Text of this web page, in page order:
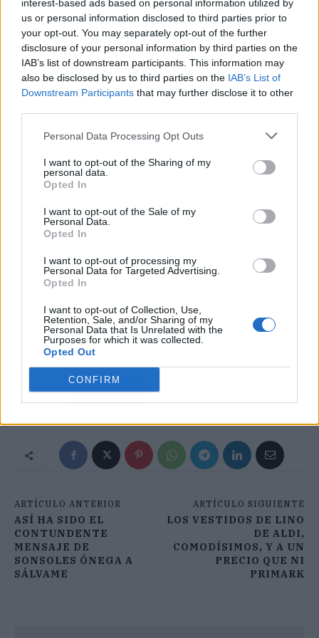
interest-based ads based on personal information utilized by
us or personal information disclosed to third parties prior to
your opt-out. You may separately opt-out of the further
disclosure of your personal information by third parties on the
IAB’s list of downstream participants. This information may
also be disclosed by us to third parties on the IAB’s List of
Downstream Participants that may further disclose it to other
Personal Data Processing Opt Outs
I want to opt-out of the Sharing of my
personal data.
Opted In
I want to opt-out of the Sale of my
Personal Data.
Opted In
I want to opt-out of processing my
Personal Data for Targeted Advertising.
Opted In
I want to opt-out of Collection, Use,
Retention, Sale, and/or Sharing of my
Personal Data that Is Unrelated with the
Purposes for which it was collected.
Opted Out
CONFIRM
Atrás
ARTÍCULO ANTERIOR
ASÍ HA SIDO EL
CONTUNDENTE
MENSAJE DE
SONSOLES ÓNEGA A
SÁLVAME
ARTÍCULO SIGUIENTE
LOS VESTIDOS DE LINO
DE ALDI,
COMODÍSIMOS, Y A UN
PRECIO QUE NI
PRIMARK